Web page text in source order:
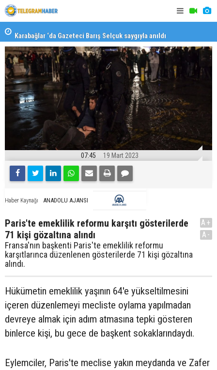
Karabağlar ‘da Gazeteci Barış Selçuk saygıyla anıldı
07:45 19 Mart 2023
Haber Kaynağı ANADOLU AJANSI
Paris'te emeklilik reformu karşıtı gösterilerde
71 kişi gözaltına alındı
Fransa'nın başkenti Paris'te emeklilik reformu
karşıtlarınca düzenlenen gösterilerde 71 kişi gözaltına
alındı.
A+
A-
Hükümetin emeklilik yaşının 64'e yükseltilmesini
içeren düzenlemeyi mecliste oylama yapılmadan
devreye almak için adım atmasına tepki gösteren
binlerce kişi, bu gece de başkent sokaklarındaydı.
Eylemciler, Paris'te meclise yakın meydanda ve Zafer